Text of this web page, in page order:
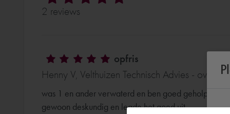
2 reviews
opfris
Henny V, Velthuizen Technisch Advies - over 3
was 1 en ander verwaterd en ben goed geholpen.
gewoon deskundig en legde het goed uit